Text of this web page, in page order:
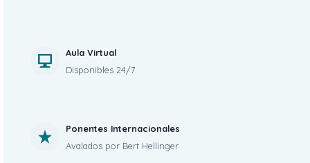
Aula Virtual
Disponibles 24/7
Ponentes Internacionales
Avalados por Bert Hellinger